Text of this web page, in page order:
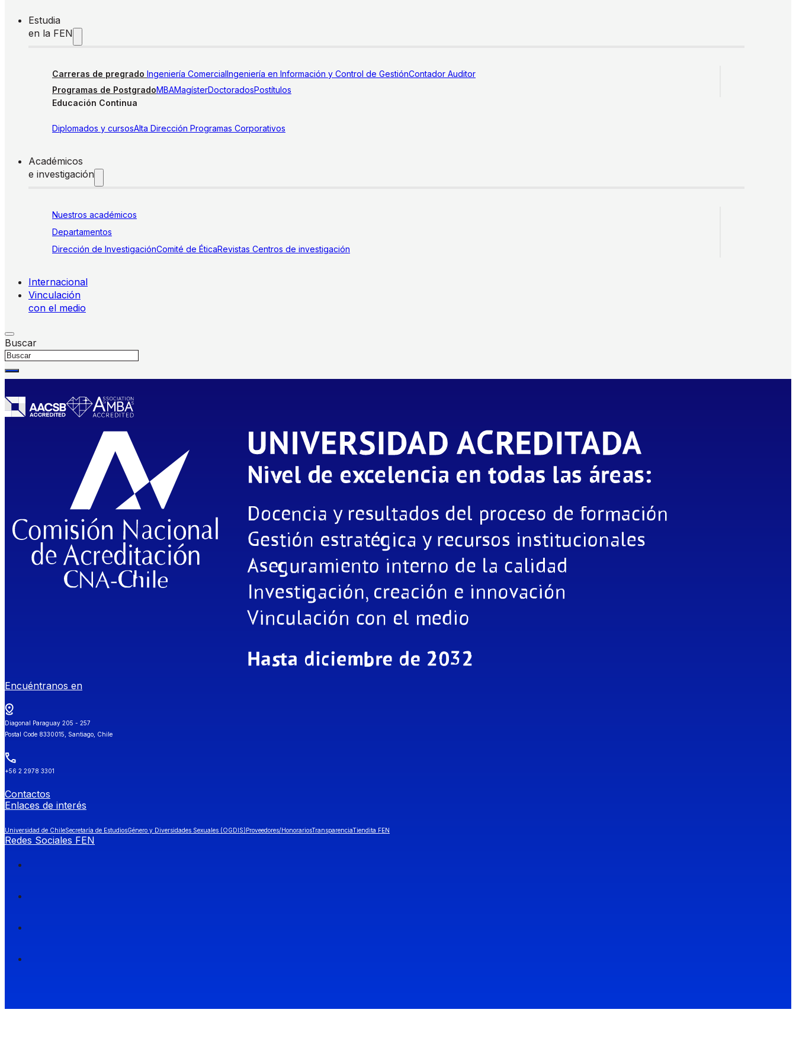
Estudia
en la FEN
Carreras de pregrado Ingeniería ComercialIngeniería en Información y Control de GestiónContador Auditor
Programas de PostgradoMBAMagísterDoctoradosPostítulos
Educación Continua
Diplomados y cursosAlta Dirección Programas Corporativos
Académicos
e investigación
Nuestros académicos
Departamentos
Dirección de InvestigaciónComité de ÉticaRevistas Centros de investigación
Internacional
Vinculación
con el medio
Buscar
Encuéntranos en
Diagonal Paraguay 205 - 257
Postal Code 8330015, Santiago, Chile
+56 2 2978 3301
Contactos
Enlaces de interés
Universidad de ChileSecretaría de EstudiosGénero y Diversidades Sexuales (OGDIS)Proveedores/HonorariosTransparenciaTiendita FEN
Redes Sociales FEN